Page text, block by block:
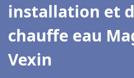
installation et
chauffe eau
Vexin